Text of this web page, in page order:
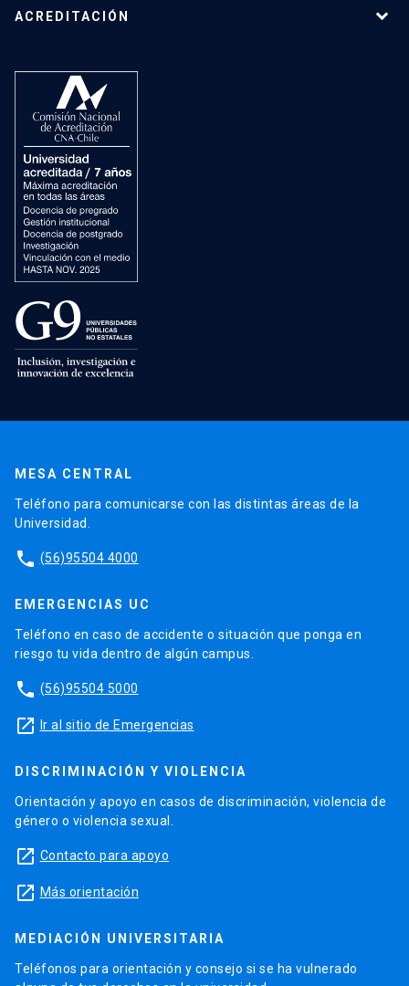
ACREDITACIÓN
MESA CENTRAL
Teléfono para comunicarse con las distintas áreas de la
Universidad.
phone (56)95504 4000
EMERGENCIAS UC
Teléfono en caso de accidente o situación que ponga en
riesgo tu vida dentro de algún campus.
phone (56)95504 5000
launch Ir al sitio de Emergencias
DISCRIMINACIÓN Y VIOLENCIA
Orientación y apoyo en casos de discriminación, violencia de
género o violencia sexual.
launch Contacto para apoyo
launch Más orientación
MEDIACIÓN UNIVERSITARIA
Teléfonos para orientación y consejo si se ha vulnerado